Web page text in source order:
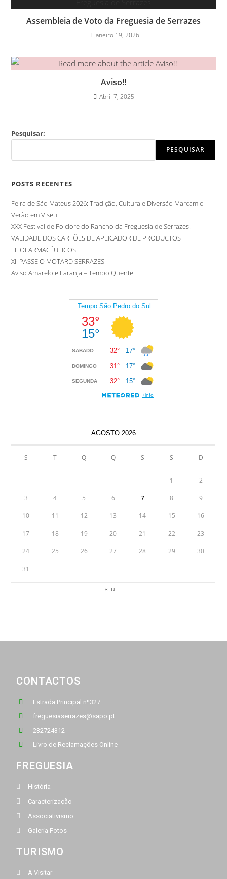
Assembleia de Voto da Freguesia de Serrazes
Janeiro 19, 2026
Aviso!!
Abril 7, 2025
Pesquisar:
PESQUISAR
POSTS RECENTES
Feira de São Mateus 2026: Tradição, Cultura e Diversão Marcam o
Verão em Viseu!
XXX Festival de Folclore do Rancho da Freguesia de Serrazes.
VALIDADE DOS CARTÕES DE APLICADOR DE PRODUCTOS
FITOFARMACÊUTICOS
XII PASSEIO MOTARD SERRAZES
Aviso Amarelo e Laranja – Tempo Quente
AGOSTO 2026
S T Q Q S S D
1 2
3 4 5 6 7 8 9
10 11 12 13 14 15 16
17 18 19 20 21 22 23
24 25 26 27 28 29 30
31
« Jul
CONTACTOS
Estrada Principal nº327
freguesiaserrazes@sapo.pt
232724312
Livro de Reclamações Online
FREGUESIA
História
Caracterização
Associativismo
Galeria Fotos
TURISMO
A Visitar